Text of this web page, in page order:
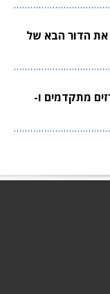
את הדור הבא של
מתקדמים ו-